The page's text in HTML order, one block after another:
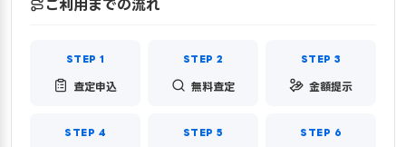
ご利用までの流れ
査定申込 無料査定 金額提示